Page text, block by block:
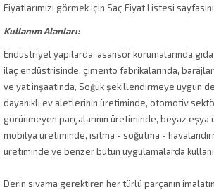
Fiyatlarımızı görmek için Saç Fiyat Listesi
Kullanım Alanları:
Endüstriyel yapılarda, asansör
ilaç endüstrisinde, çimento fabrikalarında,
ve yat inşaatında, Soğuk şekillendirmeye uygun
dayanıklı ev aletlerinin üretiminde, otomotiv
görünmeyen parçalarının üretiminde, beyaz
mobilya üretiminde, ısıtma - soğutma -
üretiminde ve benzer bütün uygulamalarda
Derin sıvama gerektiren her türlü parçanın